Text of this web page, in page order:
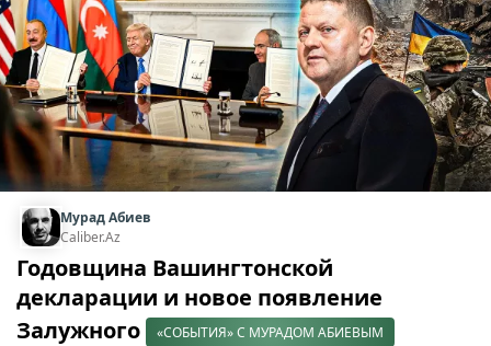
Мурад Абиев
Caliber.Az
Годовщина Вашингтонской
декларации и новое появление
Залужного
«СОБЫТИЯ» С МУРАДОМ АБИЕВЫМ